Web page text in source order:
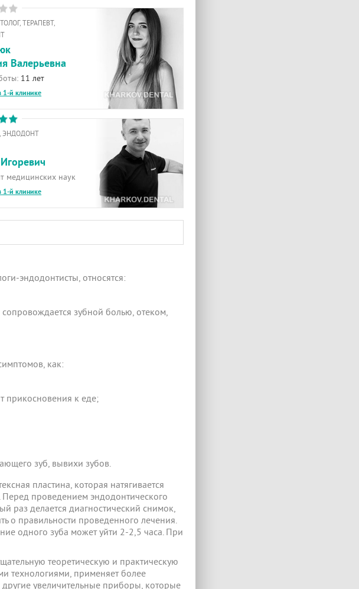
ТЕРАПЕВТ,
Валерьевна
11 лет
1-й клинике
ЭНДОДОНТ
медицинских наук
1-й клинике
эндодонтисты, относятся:
зубной болью, отеком,
как:
прикосновения к еде;
зуб, вывихи зубов.
пластина, которая натягивается
проведением эндодонтического
раз делается диагностический снимок,
о правильности проведенного лечения.
одного зуба может уйти 2-2,5 часа. При
теоретическую и практическую
технологиями, применяет более
увеличительные приборы, которые